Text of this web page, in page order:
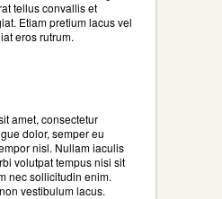
tellus convallis et
Etiam pretium lacus vel
eros rutrum.
amet, consectetur
dolor, semper eu
nisl. Nullam iaculis
volutpat tempus nisi sit
nec sollicitudin enim.
vestibulum lacus.